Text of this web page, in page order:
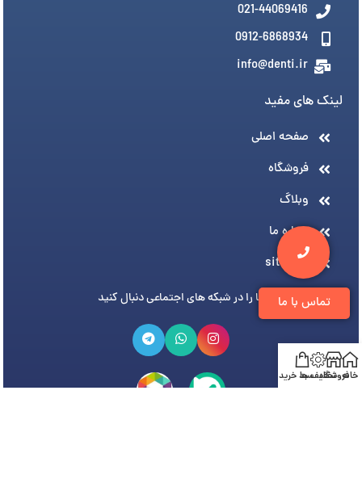
تماس با ما
021-44069416
0912-6868934
info@denti.ir
لینک های مفید
صفحه اصلی
فروشگاه
وبلاگ
درباره ما
sitemap
ما را در شبکه های اجتماعی دنبال کنید
خانهفروشگاه
تخفیف هاسبد خرید